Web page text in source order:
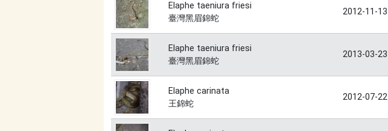
Elaphe taeniura friesi
臺灣黑眉錦蛇
2012-11-13
Elaphe taeniura friesi
臺灣黑眉錦蛇
2013-03-23
Elaphe carinata
王錦蛇
2012-07-22